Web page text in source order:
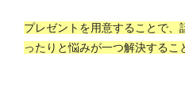
プレゼントを用意することで
ったりと悩みが一つ解決するこ